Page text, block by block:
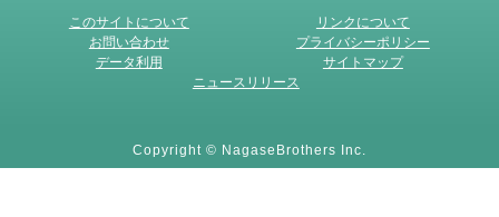
このサイトについて
リンクについて
お問い合わせ
プライバシーポリシー
データ利用
サイトマップ
ニュースリリース
Copyright © NagaseBrothers Inc.